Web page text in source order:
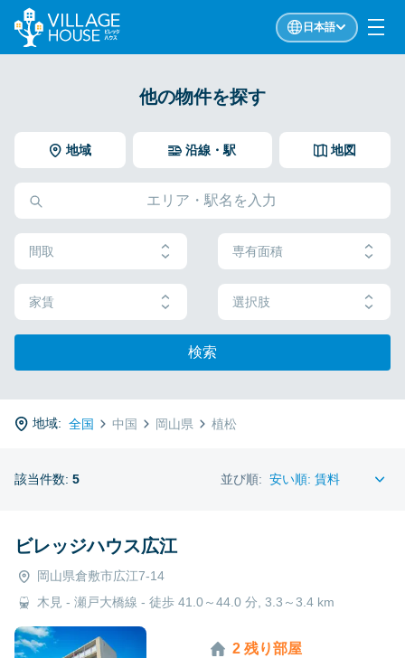
日本語
他の物件を探す
地域 地図
沿線・駅
間取 専有面積
家賃 選択肢
検索
地域: 全国 中国 岡山県 植松
該当件数: 5 並び順:
ビレッジハウス広江
岡山県倉敷市広江7-14
木見 - 瀬戸大橋線 - 徒歩 41.0～44.0 分, 3.3～3.4 km
2 残り部屋